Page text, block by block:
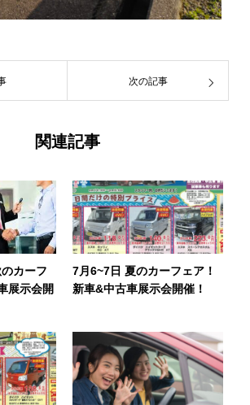
次の記事
関連記事
カーフ
展示会開
7月6~7日 夏のカーフェア！
新車&中古車展示会開催！